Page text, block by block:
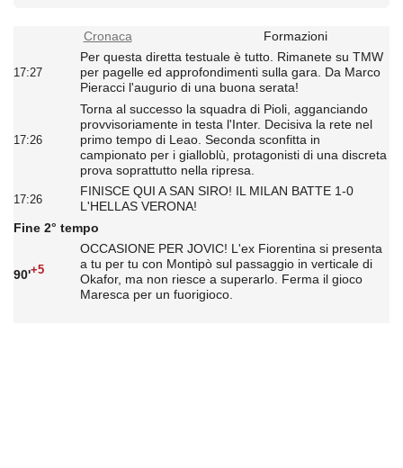
Cronaca Formazioni
17:27
Per questa diretta testuale è tutto. Rimanete su TMW
per pagelle ed approfondimenti sulla gara. Da Marco
Pieracci l'augurio di una buona serata!
17:26
Torna al successo la squadra di Pioli, agganciando
provvisoriamente in testa l'Inter. Decisiva la rete nel
primo tempo di Leao. Seconda sconfitta in
campionato per i gialloblù, protagonisti di una discreta
prova soprattutto nella ripresa.
17:26
FINISCE QUI A SAN SIRO! IL MILAN BATTE 1-0
L'HELLAS VERONA!
Fine 2° tempo
90'+5
OCCASIONE PER JOVIC! L'ex Fiorentina si presenta
a tu per tu con Montipò sul passaggio in verticale di
Okafor, ma non riesce a superarlo. Ferma il gioco
Maresca per un fuorigioco.